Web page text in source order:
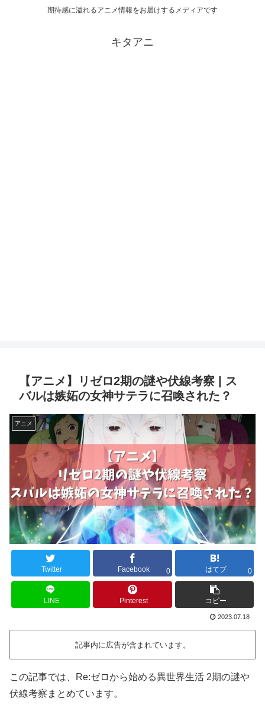
期待感に溢れるアニメ情報をお届けするメディアです
キタアニ
【アニメ】リゼロ2期の謎や伏線考察 | ス
バルは嫉妬の女神サテラに召喚された？
アニメ
Twitter Facebook 0 はてブ 0
LINE Pinterest コピー
2023.07.18
記事内に広告が含まれています。
この記事では、Re:ゼロから始める異世界生活 2期の謎や
伏線考察まとめています。